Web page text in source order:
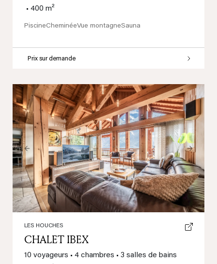
Previous Next
LES HOUCHES
CHALET IBEX
10 voyageurs • 4 chambres • 3 salles de bains
• 400 m²
PiscineCheminéeVue montagneSauna
Prix sur demande